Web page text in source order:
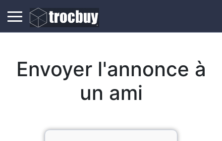
Envoyer l'annonce à
un ami